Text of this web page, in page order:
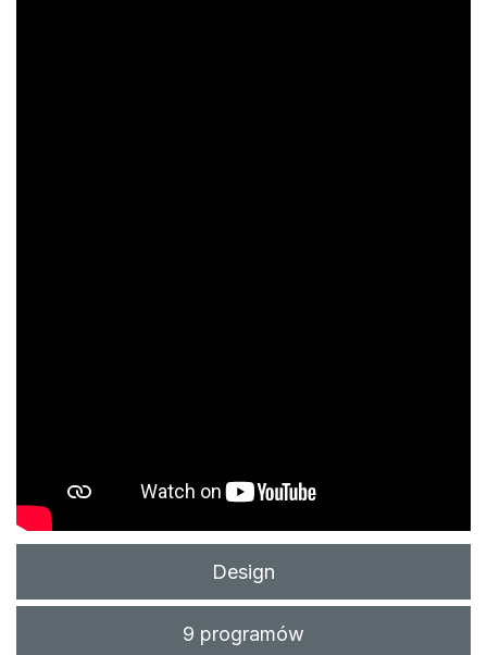
Design
9 programów